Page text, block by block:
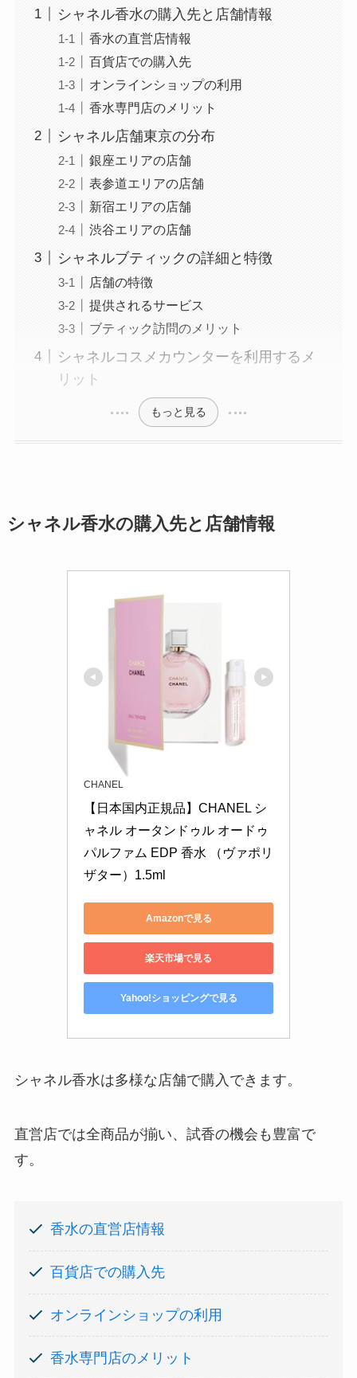
シャネル香水の購入先と店舗情報
香水の直営店情報
百貨店での購入先
オンラインショップの利用
香水専門店のメリット
シャネル店舗東京の分布
銀座エリアの店舗
表参道エリアの店舗
新宿エリアの店舗
渋谷エリアの店舗
シャネルブティックの詳細と特徴
店舗の特徴
提供されるサービス
ブティック訪問のメリット
シャネルコスメカウンターを利用するメ
リット
もっと見る
シャネル香水の購入先と店舗情報
CHANEL
【日本国内正規品】CHANEL シ
ャネル オータンドゥル オードゥ
パルファム EDP 香水 （ヴァポリ
ザター）1.5ml
Amazonで見る
楽天市場で見る
Yahoo!ショッピングで見る
シャネル香水は多様な店舗で購入できます。
直営店では全商品が揃い、試香の機会も豊富で
す。
香水の直営店情報
百貨店での購入先
オンラインショップの利用
香水専門店のメリット